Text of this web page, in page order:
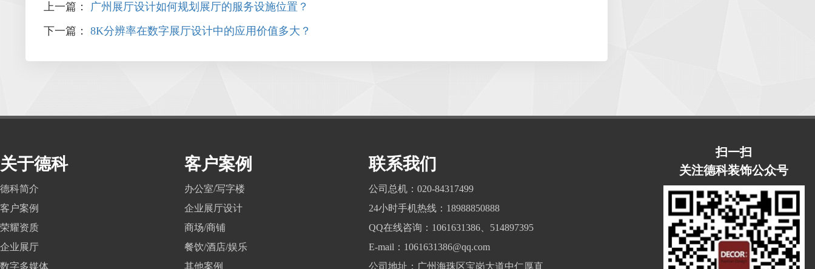
上一篇： 广州展厅设计如何规划展厅的服务设施位置？
下一篇： 8K分辨率在数字展厅设计中的应用价值多大？
关于德科
德科简介
客户案例
荣耀资质
企业展厅
数字多媒体
客户案例
办公室/写字楼
企业展厅设计
商场/商铺
餐饮/酒店/娱乐
其他案例
联系我们
公司总机：020-84317499
24小时手机热线：18988850888
QQ在线咨询：1061631386、514897395
E-mail：1061631386@qq.com
公司地址：广州海珠区宝岗大道中仁厚直
扫一扫
关注德科装饰公众号